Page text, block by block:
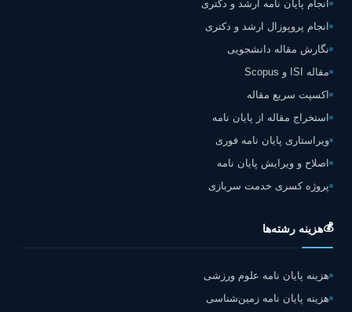
انجام پایان نامه ارشد و دکتری
انجام پروپوزال ارشد و دکتری
نگارش مقاله دانشجویی
مقاله ISI و Scopus
اکسپت سریع مقاله
استخراج مقاله از پایان نامه
ویراستاری پایان نامه فوری
اصلاح و ویرایش پایان نامه
پروژه کسری خدمت سربازی
💰هزینه رشته‌ها
هزینه پایان نامه علوم ورزشی
هزینه پایان نامه زمین‌شناسی